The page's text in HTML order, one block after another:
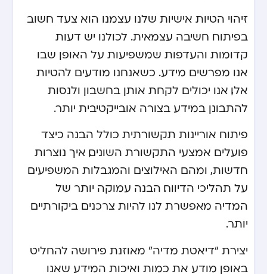
זיהוי הטיות אישיות שלנו עצמנו הוא צעד חשוב
בפיתוח חשיבה עצמאית. לכולנו יש דעות
קדומות והעדפות שמשפיעות על האופן שבו
אנו מפרשים מידע. כשאנחנו מודעים להטיות
אלו, אנו יכולים לקחת אותן בחשבון ולנסות
להתבונן במידע בצורה אובייקטיבית יותר.
פיתוח אוריינות תקשורתית כולל הבנה כיצד
פועלים אמצעי התקשורת השונים, איך נוצרות
חדשות, ומהם האילוצים והמגבלות המשפיעים
על תהליכי הדיווח. הבנה עמוקה יותר של
המדיה מאפשרת לנו להיות צרכנים ביקורתיים
יותר.
יצירת “דיאטת מדיה” מאוזנת פירושה להחליט
באופן מודע את כמות ואיכות המידע שאנו